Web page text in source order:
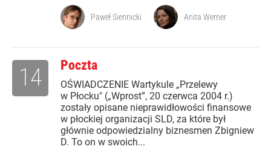
Paweł Siennicki Anita Werner
Poczta
OŚWIADCZENIE Wartykule „Przelewy
w Płocku" („Wprost”, 20 czerwca 2004 r.)
zostały opisane nieprawidłowości finansowe
w płockiej organizacji SLD, za które był
głównie odpowiedzialny biznesmen Zbigniew
D. To on w swoich...
14